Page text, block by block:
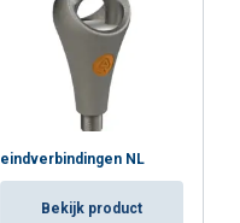
eindverbindingen NL
Bekijk product